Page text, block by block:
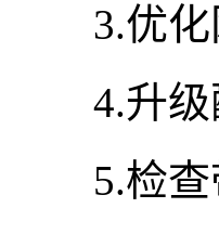
3.优化网
4.升级配
5.检查